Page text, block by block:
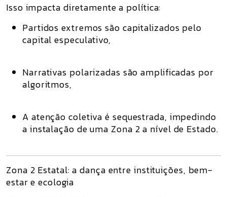
Isso impacta diretamente a política:
Partidos extremos são capitalizados pelo
capital especulativo,
Narrativas polarizadas são amplificadas por
algoritmos,
A atenção coletiva é sequestrada, impedindo
a instalação de uma Zona 2 a nível de Estado.
Zona 2 Estatal: a dança entre instituições, bem-
estar e ecologia